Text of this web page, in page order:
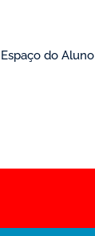
Espaço do Aluno